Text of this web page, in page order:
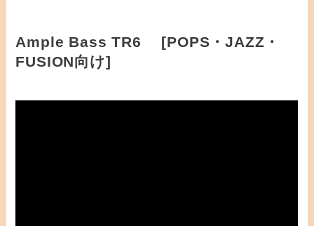
Ample Bass TR6 [POPS・JAZZ・
FUSION向け]